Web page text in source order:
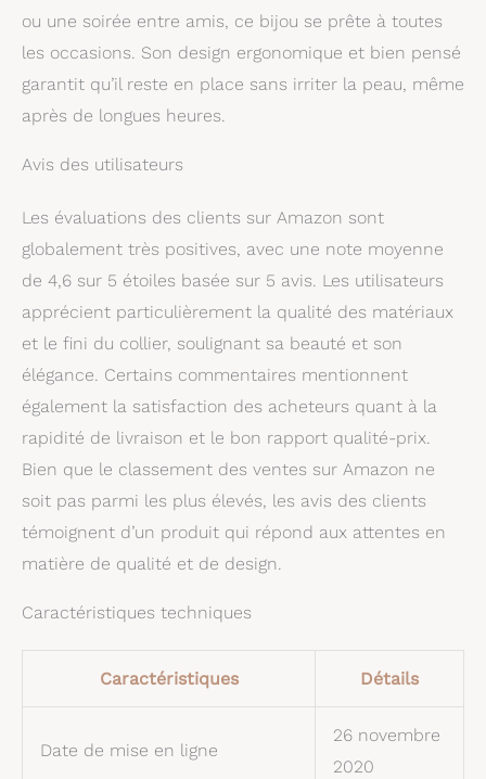
comme boîte cadeau et
porte-objets.
ou une soirée entre amis, ce bijou se prête à toutes
les occasions. Son design ergonomique et bien pensé
garantit qu’il reste en place sans irriter la peau, même
après de longues heures.
Avis des utilisateurs
Les évaluations des clients sur Amazon sont
globalement très positives, avec une note moyenne
de 4,6 sur 5 étoiles basée sur 5 avis. Les utilisateurs
apprécient particulièrement la qualité des matériaux
et le fini du collier, soulignant sa beauté et son
élégance. Certains commentaires mentionnent
également la satisfaction des acheteurs quant à la
rapidité de livraison et le bon rapport qualité-prix.
Bien que le classement des ventes sur Amazon ne
soit pas parmi les plus élevés, les avis des clients
témoignent d’un produit qui répond aux attentes en
matière de qualité et de design.
Caractéristiques techniques
Caractéristiques Détails
Date de mise en ligne
26 novembre
2020